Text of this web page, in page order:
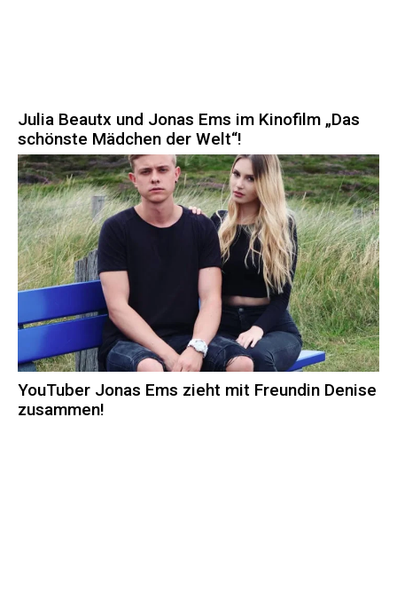
Julia Beautx und Jonas Ems im Kinofilm „Das
schönste Mädchen der Welt“!
YouTuber Jonas Ems zieht mit Freundin Denise
zusammen!